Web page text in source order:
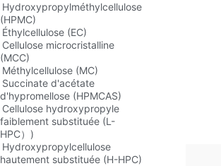
Hydroxypropylméthylcellulose
(HPMC)
Éthylcellulose (EC)
Cellulose microcristalline
(MCC)
Méthylcellulose (MC)
Succinate d'acétate
d'hypromellose (HPMCAS)
Cellulose hydroxypropyle
faiblement substituée (L-
HPC）)
Hydroxypropylcellulose
hautement substituée (H-HPC)